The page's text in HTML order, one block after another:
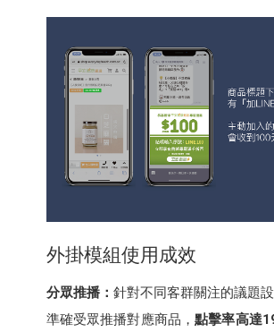
外掛模組使用成效
分眾推播： 針對不同客群關注的議題
準確受眾推播對應商品，點擊率高達